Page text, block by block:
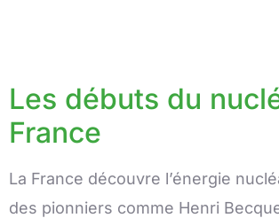
Les débuts du
France
La France découvre l’énergie
des pionniers comme Henri